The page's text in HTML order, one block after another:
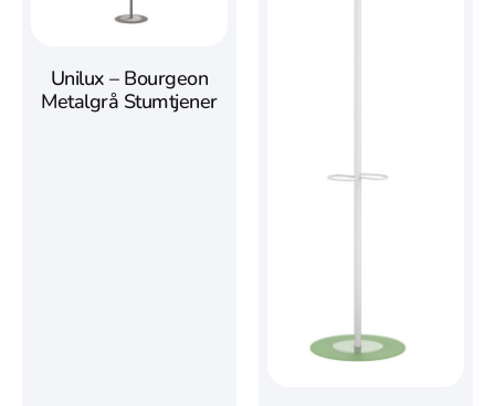
Unilux – Bourgeon
Metalgrå Stumtjener